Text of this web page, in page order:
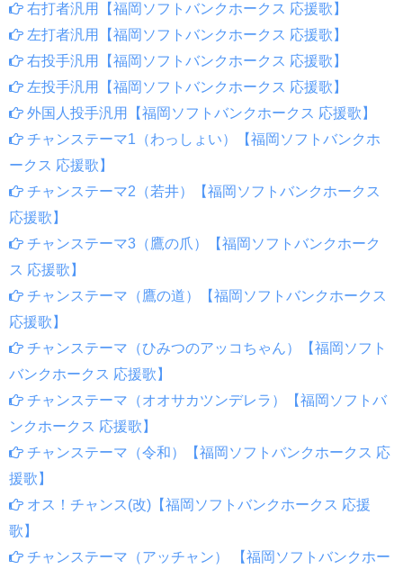
右打者汎用【福岡ソフトバンクホークス 応援歌】
左打者汎用【福岡ソフトバンクホークス 応援歌】
右投手汎用【福岡ソフトバンクホークス 応援歌】
左投手汎用【福岡ソフトバンクホークス 応援歌】
外国人投手汎用【福岡ソフトバンクホークス 応援歌】
チャンステーマ1（わっしょい）【福岡ソフトバンクホ
ークス 応援歌】
チャンステーマ2（若井）【福岡ソフトバンクホークス
応援歌】
チャンステーマ3（鷹の爪）【福岡ソフトバンクホーク
ス 応援歌】
チャンステーマ（鷹の道）【福岡ソフトバンクホークス
応援歌】
チャンステーマ（ひみつのアッコちゃん）【福岡ソフト
バンクホークス 応援歌】
チャンステーマ（オオサカツンデレラ）【福岡ソフトバ
ンクホークス 応援歌】
チャンステーマ（令和）【福岡ソフトバンクホークス 応
援歌】
オス！チャンス(改)【福岡ソフトバンクホークス 応援
歌】
チャンステーマ（アッチャン） 【福岡ソフトバンクホー